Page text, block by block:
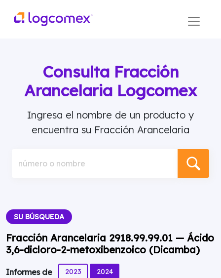
Consulta Fracción
Arancelaria Logcomex
Ingresa el nombre de un producto y
encuentra su Fracción Arancelaria
número o nombre
SU BÚSQUEDA
Fracción Arancelaria 2918.99.99.01 — Ácido
3,6-dicloro-2-metoxibenzoico (Dicamba)
Informes de 2023 2024